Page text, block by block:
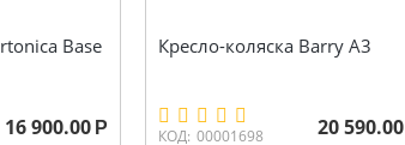
Base
16 900.00 Р
Кресло-коляска Barry A3
КОД: 00001698 20 590.00